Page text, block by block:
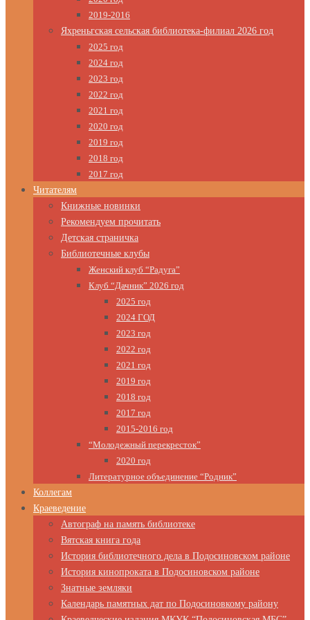
2019-2016
Яхреньгская сельская библиотека-филиал 2026 год
2025 год
2024 год
2023 год
2022 год
2021 год
2020 год
2019 год
2018 год
2017 год
Читателям
Книжные новинки
Рекомендуем прочитать
Детская страничка
Библиотечные клубы
Женский клуб “Радуга”
Клуб “Дачник” 2026 год
2025 год
2024 ГОД
2023 год
2022 год
2021 год
2019 год
2018 год
2017 год
2015-2016 год
“Молодежный перекресток”
2020 год
Литературное объединение “Родник”
Коллегам
Краеведение
Автограф на память библиотеке
Вятская книга года
История библиотечного дела в Подосиновском районе
История кинопроката в Подосиновском районе
Знатные земляки
Календарь памятных дат по Подосиновкому району